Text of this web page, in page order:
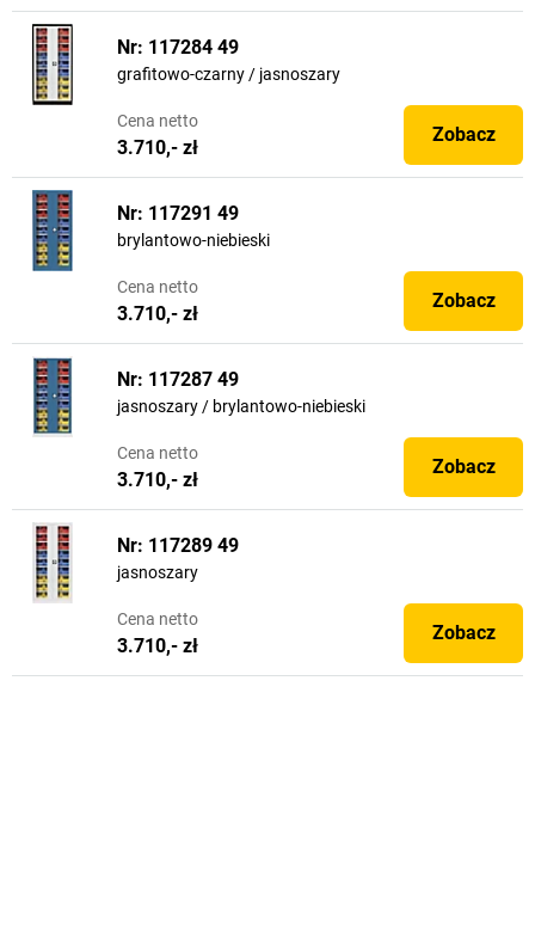
Nr: 117284 49
grafitowo-czarny / jasnoszary
Cena netto
3.710,- zł
Zobacz
Nr: 117291 49
brylantowo-niebieski
Cena netto
3.710,- zł
Zobacz
Nr: 117287 49
jasnoszary / brylantowo-niebieski
Cena netto
3.710,- zł
Zobacz
Nr: 117289 49
jasnoszary
Cena netto
3.710,- zł
Zobacz